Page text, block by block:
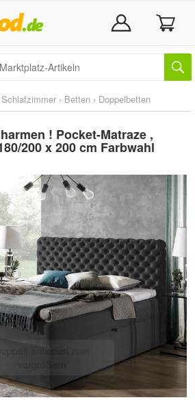
Schlafzimmer › Betten › Doppelbetten
! Pocket-Matraze ,
200 x 200 cm Farbwahl
Doppelt antippen zum